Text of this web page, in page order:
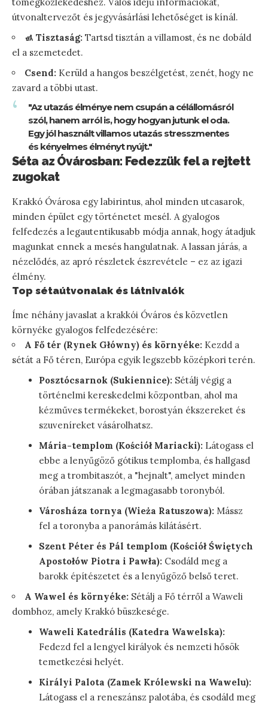
útvonaltervezőt és jegyvásárlási lehetőséget is kínál.
🚮 Tisztaság: Tartsd tisztán a villamost, és ne dobáld
el a szemetedet.
Csend: Kerüld a hangos beszélgetést, zenét, hogy ne
zavard a többi utast.
"Az utazás élménye nem csupán a célállomásról
szól, hanem arról is, hogy hogyan jutunk el oda.
Egy jól használt villamos utazás stresszmentes
és kényelmes élményt nyújt."
Séta az Óvárosban: Fedezzük fel a rejtett
zugokat
Krakkó Óvárosa egy labirintus, ahol minden utcasarok,
minden épület egy történetet mesél. A gyalogos
felfedezés a legautentikusabb módja annak, hogy átadjuk
magunkat ennek a mesés hangulatnak. A lassan járás, a
nézelődés, az apró részletek észrevétele – ez az igazi
élmény.
Top sétaútvonalak és látnivalók
Íme néhány javaslat a krakkói Óváros és közvetlen
környéke gyalogos felfedezésére:
A Fő tér (Rynek Główny) és környéke: Kezdd a
sétát a Fő téren, Európa egyik legszebb középkori terén.
Posztócsarnok (Sukiennice): Sétálj végig a
történelmi kereskedelmi központban, ahol ma
kézműves termékeket, borostyán ékszereket és
szuveníreket vásárolhatsz.
Mária-templom (Kościół Mariacki): Látogass el
ebbe a lenyűgöző gótikus templomba, és hallgasd
meg a trombitaszót, a "hejnalt", amelyet minden
órában játszanak a legmagasabb toronyból.
Városháza tornya (Wieża Ratuszowa): Mássz
fel a toronyba a panorámás kilátásért.
Szent Péter és Pál templom (Kościół Świętych
Apostołów Piotra i Pawła): Csodáld meg a
barokk építészetet és a lenyűgöző belső teret.
A Wawel és környéke: Sétálj a Fő térről a Waweli
dombhoz, amely Krakkó büszkesége.
Waweli Katedrális (Katedra Wawelska):
Fedezd fel a lengyel királyok és nemzeti hősök
temetkezési helyét.
Királyi Palota (Zamek Królewski na Wawelu):
Látogass el a reneszánsz palotába, és csodáld meg